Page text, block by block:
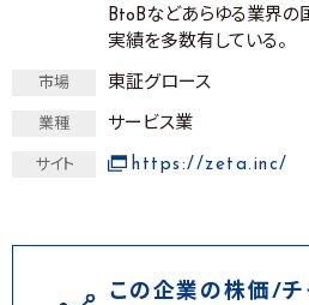
BtoBなどあらゆる業界の
実績を多数有している。
市場 東証グロース
業種 サービス業
サイト https://zeta.inc/
この企業の株価/チ